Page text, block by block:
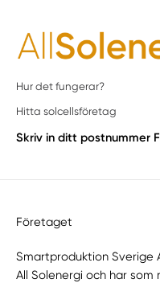
Hur det fungerar?
Hitta solcellsföretag
Skriv in ditt postnummer
Företaget
Smartproduktion Sverige
All Solenergi och har som